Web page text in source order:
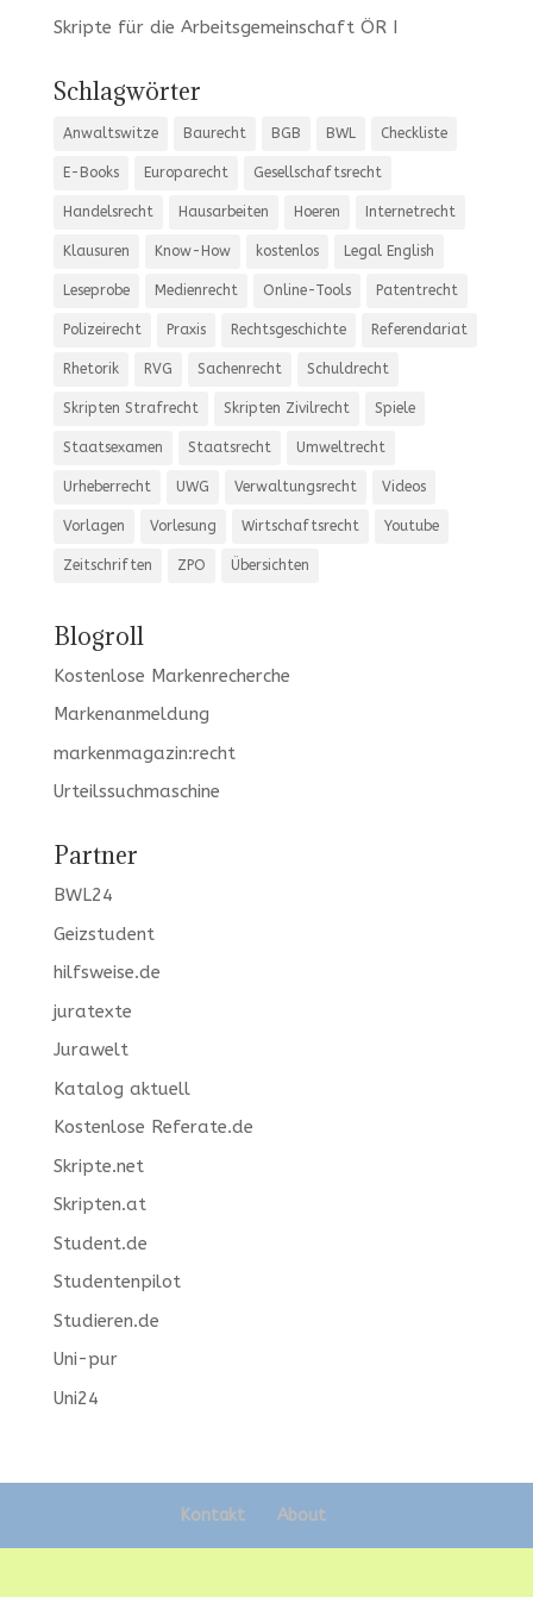
Skripte für die Arbeitsgemeinschaft ÖR I
Schlagwörter
Anwaltswitze Baurecht BGB BWL Checkliste
E-Books Europarecht Gesellschaftsrecht
Handelsrecht Hausarbeiten Hoeren Internetrecht
Klausuren Know-How kostenlos Legal English
Leseprobe Medienrecht Online-Tools Patentrecht
Polizeirecht Praxis Rechtsgeschichte Referendariat
Rhetorik RVG Sachenrecht Schuldrecht
Skripten Strafrecht Skripten Zivilrecht Spiele
Staatsexamen Staatsrecht Umweltrecht
Urheberrecht UWG Verwaltungsrecht Videos
Vorlagen Vorlesung Wirtschaftsrecht Youtube
Zeitschriften ZPO Übersichten
Blogroll
Kostenlose Markenrecherche
Markenanmeldung
markenmagazin:recht
Urteilssuchmaschine
Partner
BWL24
Geizstudent
hilfsweise.de
juratexte
Jurawelt
Katalog aktuell
Kostenlose Referate.de
Skripte.net
Skripten.at
Student.de
Studentenpilot
Studieren.de
Uni-pur
Uni24
Kontakt About